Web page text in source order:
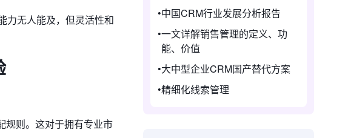
力无人能及，但灵活性和
规则。这对于拥有专业市
中国CRM行业发展分析报告
一文详解销售管理的定义、功
能、价值
大中型企业CRM国产替代方案
精细化线索管理